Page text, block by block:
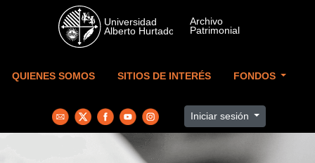
Skip to main content
QUIENES SOMOS SITIOS DE INTERÉS FONDOS
Iniciar sesión